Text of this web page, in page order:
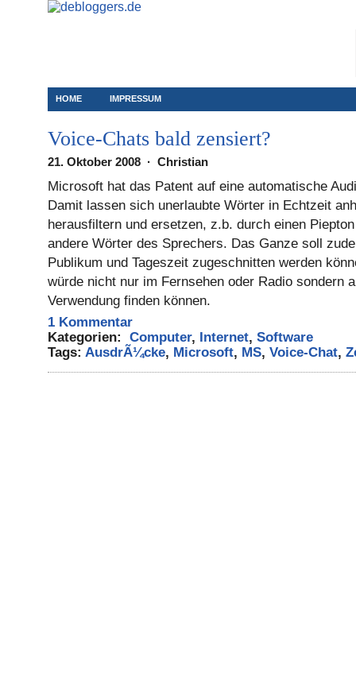
HOME IMPRESSUM
Voice-Chats bald zensiert?
21. Oktober 2008 · Christian
Microsoft hat das Patent auf eine automatische
Damit lassen sich unerlaubte Wörter in Echtzeit
herausfiltern und ersetzen, z.b. durch einen
andere Wörter des Sprechers. Das Ganze soll
Publikum und Tageszeit zugeschnitten werden
würde nicht nur im Fernsehen oder Radio sondern
Verwendung finden können.
1 Kommentar
Kategorien: Computer, Internet, Software
Tags: AusdrÃ¼cke, Microsoft, MS, Voice-Chat,